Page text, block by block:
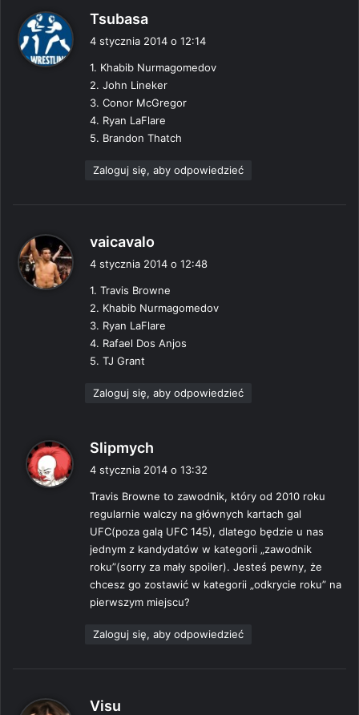
Tsubasa
z
e
:
4 stycznia 2014 o 12:14
1. Khabib Nurmagomedov
2. John Lineker
3. Conor McGregor
4. Ryan LaFlare
5. Brandon Thatch
Zaloguj się, aby odpowiedzieć
vaicavalo
z
e
:
4 stycznia 2014 o 12:48
1. Travis Browne
2. Khabib Nurmagomedov
3. Ryan LaFlare
4. Rafael Dos Anjos
5. TJ Grant
Zaloguj się, aby odpowiedzieć
Slipmych
z
e
:
4 stycznia 2014 o 13:32
Travis Browne to zawodnik, który od 2010 roku
regularnie walczy na głównych kartach gal
UFC(poza galą UFC 145), dlatego będzie u nas
jednym z kandydatów w kategorii „zawodnik
roku”(sorry za mały spoiler). Jesteś pewny, że
chcesz go zostawić w kategorii „odkrycie roku” na
pierwszym miejscu?
Zaloguj się, aby odpowiedzieć
Visu